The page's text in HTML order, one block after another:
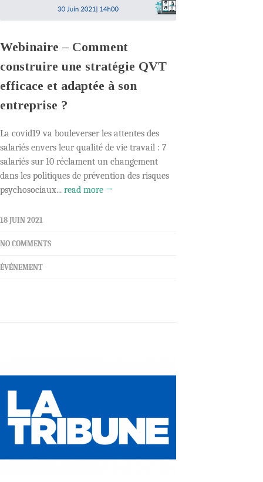
Webinaire – Comment
construire une stratégie QVT
efficace et adaptée à son
entreprise ?
La covid19 va bouleverser les attentes des
salariés envers leur qualité de vie travail : 7
salariés sur 10 réclament un changement
dans les politiques de prévention des risques
psychosociaux... read more →
18 JUIN 2021
NO COMMENTS
ÉVÉNEMENT